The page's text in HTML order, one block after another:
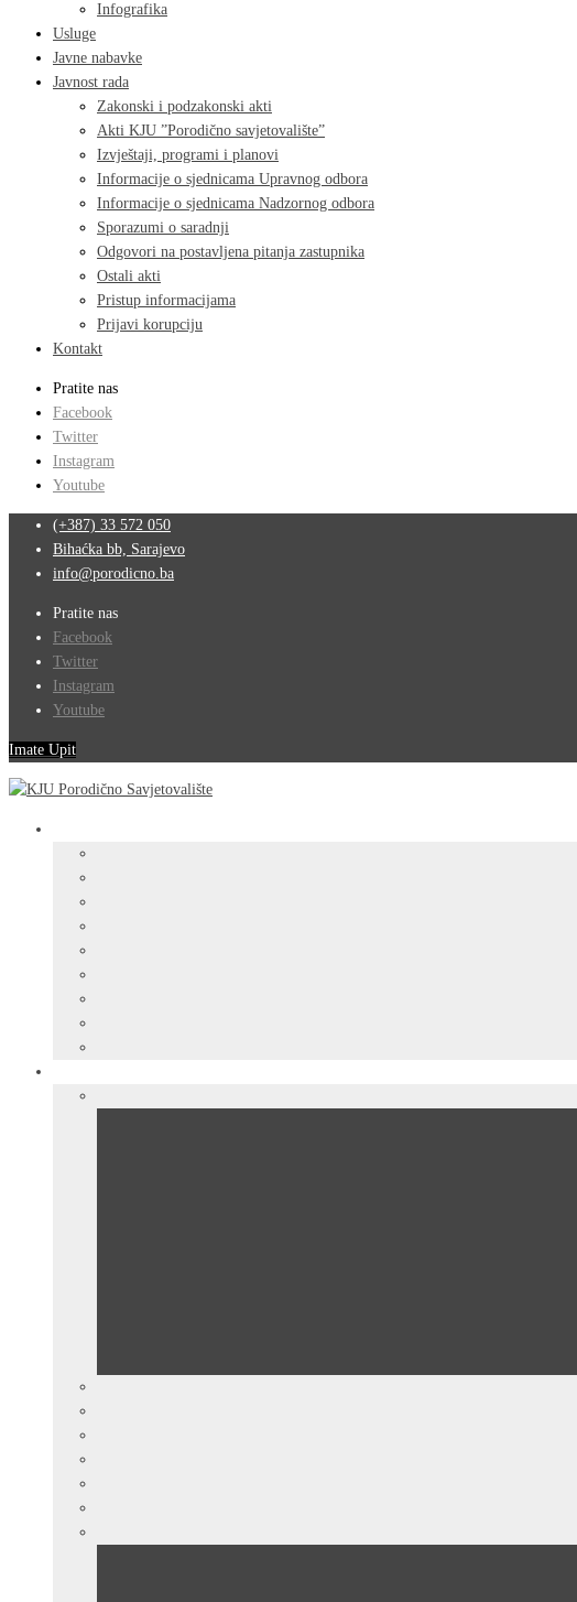
Infografika
Usluge
Javne nabavke
Javnost rada
Zakonski i podzakonski akti
Akti KJU ”Porodično savjetovalište”
Izvještaji, programi i planovi
Informacije o sjednicama Upravnog odbora
Informacije o sjednicama Nadzornog odbora
Sporazumi o saradnji
Odgovori na postavljena pitanja zastupnika
Ostali akti
Pristup informacijama
Prijavi korupciju
Kontakt
Pratite nas
Facebook
Twitter
Instagram
Youtube
(+387) 33 572 050
Bihaćka bb, Sarajevo
info@porodicno.ba
Pratite nas
Facebook
Twitter
Instagram
Youtube
Imate Upit